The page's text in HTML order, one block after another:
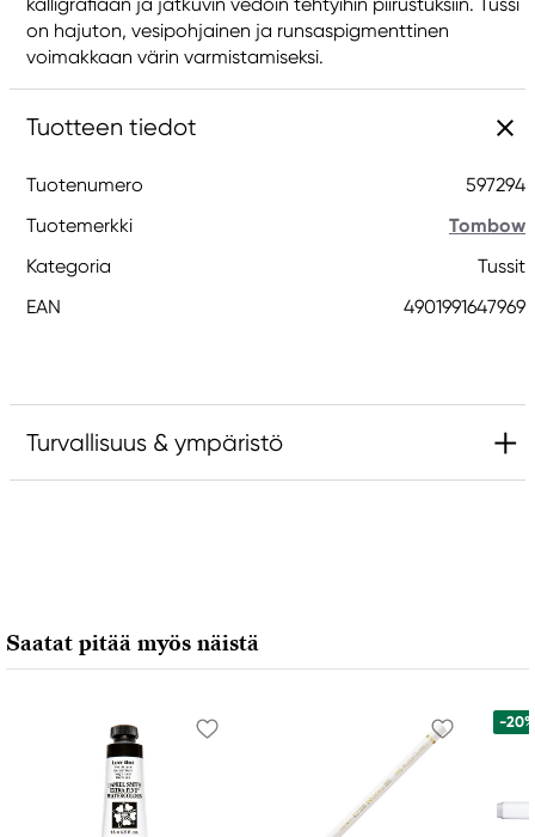
on hajuton, vesipohjainen ja runsaspigmenttinen
voimakkaan värin varmistamiseksi.
Tuotteen tiedot
Tuotenumero
597294
Tuotemerkki
Tombow
Kategoria
Tussit
EAN
4901991647969
Turvallisuus & ympäristö
Binasco, 20082, Italy
sales@koh-i-noor.cz
Saatat pitää myös näistä
-